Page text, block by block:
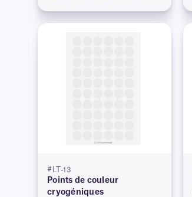
#LT-13
Points de couleur
cryogéniques